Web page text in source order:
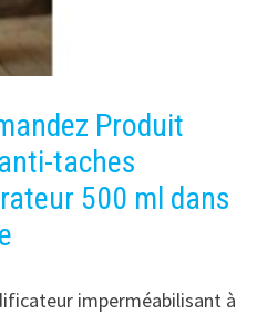
Produit
taches
500 ml dans
imperméabilisant à